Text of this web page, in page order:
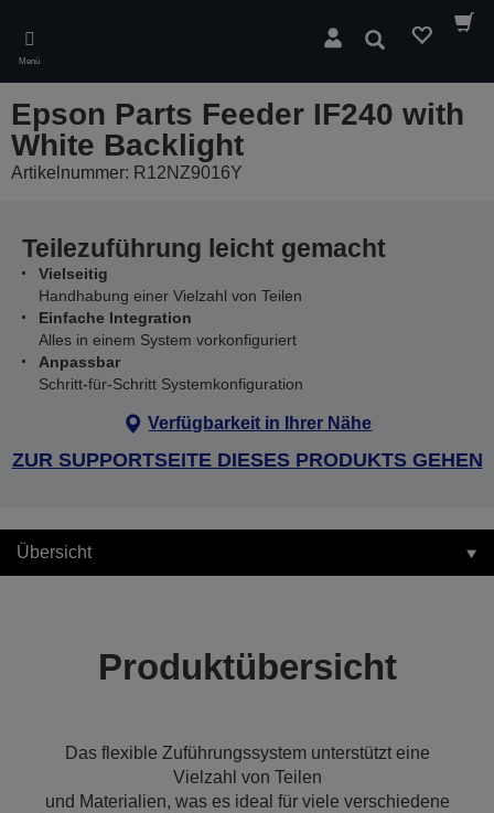
main
content
Menü
Suchen
Epson Parts Feeder IF240 with
White Backlight
Artikelnummer: R12NZ9016Y
Teilezuführung leicht gemacht
Vielseitig
Handhabung einer Vielzahl von Teilen
Einfache Integration
Alles in einem System vorkonfiguriert
Anpassbar
Schritt-für-Schritt Systemkonfiguration
Verfügbarkeit in Ihrer Nähe
ZUR SUPPORTSEITE DIESES PRODUKTS GEHEN
Übersicht
Produktübersicht
Das flexible Zuführungssystem unterstützt eine
Vielzahl von Teilen
und Materialien, was es ideal für viele verschiedene